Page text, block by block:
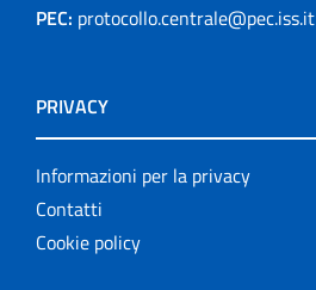
PEC: protocollo.centrale@pec.iss.it
PRIVACY
Informazioni per la privacy
Contatti
Cookie policy